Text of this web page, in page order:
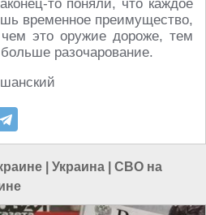
то поняли, что каждое
временное преимущество,
это оружие дороже, тем
разочарование.
Украина
СВО на